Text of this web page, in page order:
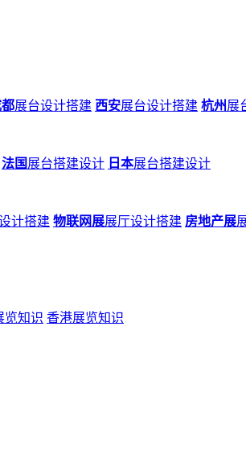
展台设计搭建 西安展台设计搭建 杭州展
法国 展台搭建设计 日本展台搭建设计
计搭建 物联网展展厅设计搭建 房地产展
览知识 香港展览知识